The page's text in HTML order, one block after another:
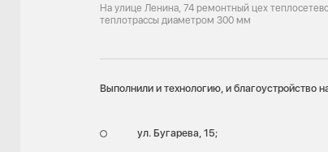
На улице Ленина, 74 ремонтный цех
теплотрассы диаметром 300 мм
Выполнили и технологию, и благоустройство
ул. Бугарева, 15;